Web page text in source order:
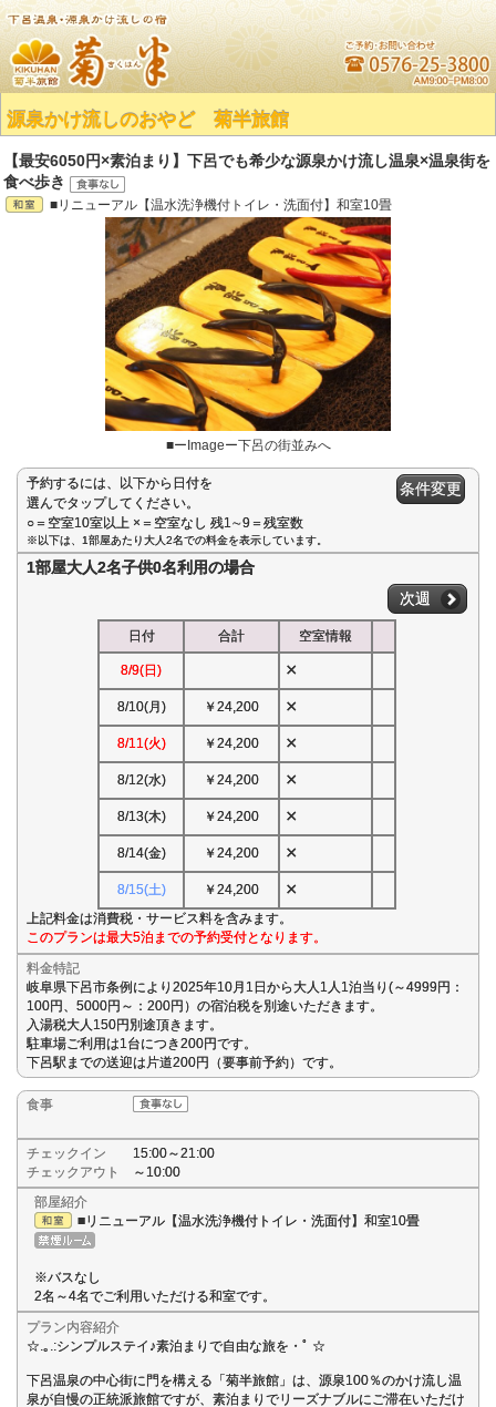
源泉かけ流しのおやど 菊半旅館
【最安6050円×素泊まり】下呂でも希少な源泉かけ流し温泉×温泉街を
食べ歩き
■リニューアル【温水洗浄機付トイレ・洗面付】和室10畳
■ーImageー下呂の街並みへ
予約するには、以下から日付を
選んでタップしてください。
○＝空室10室以上 ×＝空室なし 残1∼9＝残室数
条件変更
※以下は、1部屋あたり大人2名での料金を表示しています。
1部屋大人2名子供0名利用の場合
次週
日付 合計 空室情報
8/9(日) ×
8/10(月) ￥24,200 ×
8/11(火) ￥24,200 ×
8/12(水) ￥24,200 ×
8/13(木) ￥24,200 ×
8/14(金) ￥24,200 ×
8/15(土) ￥24,200 ×
上記料金は消費税・サービス料を含みます。
このプランは最大5泊までの予約受付となります。
料金特記
岐阜県下呂市条例により2025年10月1日から大人1人1泊当り(～4999円：
100円、5000円～：200円）の宿泊税を別途いただきます。
入湯税大人150円別途頂きます。
駐車場ご利用は1台につき200円です。
下呂駅までの送迎は片道200円（要事前予約）です。
食事
チェックイン
15:00～21:00
チェックアウト
～10:00
部屋紹介
■リニューアル【温水洗浄機付トイレ・洗面付】和室10畳
※バスなし
2名～4名でご利用いただける和室です。
プラン内容紹介
☆.｡.:シンプルステイ♪素泊まりで自由な旅を・ﾟ ☆
下呂温泉の中心街に門を構える「菊半旅館」は、源泉100％のかけ流し温
泉が自慢の正統派旅館ですが、素泊まりでリーズナブルにご滞在いただけ